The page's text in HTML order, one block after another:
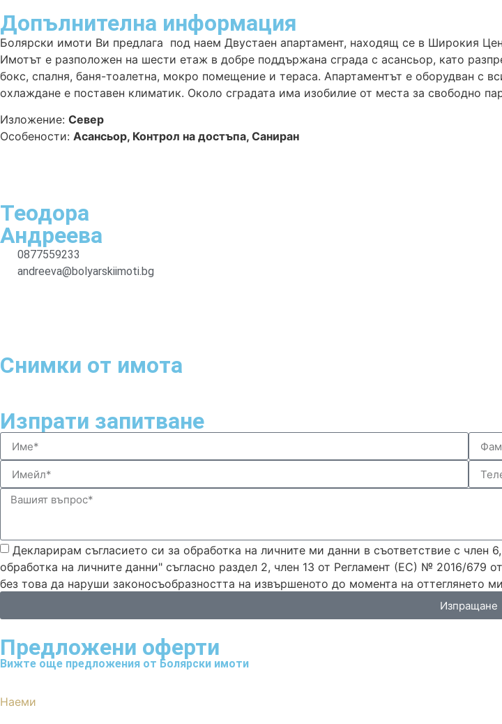
Допълнителна информация
Болярски имоти Ви предлага под наем Двустаен апартамент, находящ се в Широкия
Имотът е разположен на шести етаж в добре поддържана сграда с асансьор, като
бокс, спалня, баня-тоалетна, мокро помещение и тераса. Апартаментът е оборудван с
охлаждане е поставен климатик. Около сградата има изобилие от места за свободно
Изложение: Север
Особености: Асансьор, Контрол на достъпа, Саниран
Теодора
Андреева
0877559233
andreeva@bolyarskiimoti.bg
Снимки от имота
Изпрати запитване
Декларирам съгласието си за обработка на личните ми данни в съответствие с член
обработка на личните данни" съгласно раздел 2, член 13 от Регламент (ЕС) № 2016/679
без това да наруши законосъобразността на извършеното до момента на оттеглянето
Изпращане
Предложени оферти
Вижте още предложения от Болярски имоти
Наеми